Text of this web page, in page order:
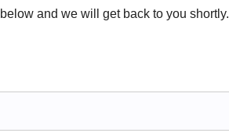
and we will get back to you shortly.